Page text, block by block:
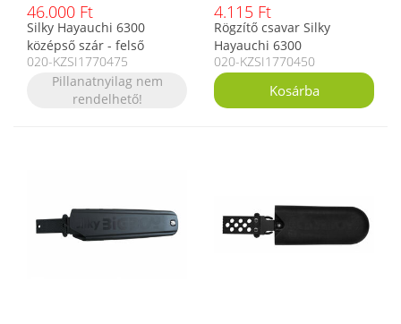
46.000 Ft
Silky Hayauchi 6300
középső szár - felső
középső pótszár ágvágó
fűrészhez
020-KZSI1770475
Pillanatnyilag nem
rendelhető!
4.115 Ft
Rögzítő csavar Silky
Hayauchi 6300
teleszkópos ágvágóhoz
020-KZSI1770450